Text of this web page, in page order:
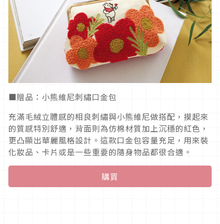
■贈品：小熊維尼刺繡口金包
充滿毛絨立體感的相良刺繡與小熊維尼做搭配，摸起來
的質感特別舒適，背面則為仿棉材質加上沉穩的紅色，
更凸顯出華麗風格設計。這款口金包容量充足，用來裝
化妝品、卡片或是一些重要的隨身物品都很合適。
購買